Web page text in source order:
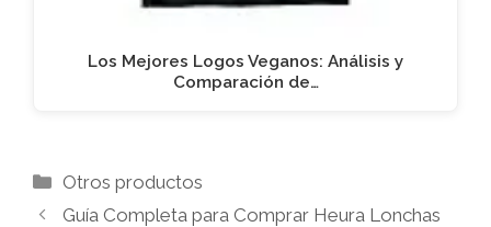
Los Mejores Logos Veganos: Análisis y
Comparación de…
Categorías
Otros productos
Guía Completa para Comprar Heura Lonchas